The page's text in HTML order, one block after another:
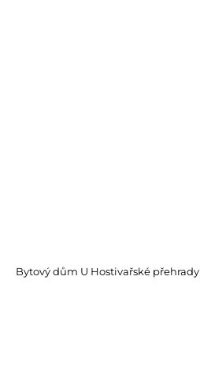
Bytový dům U Hostivařské přehrady